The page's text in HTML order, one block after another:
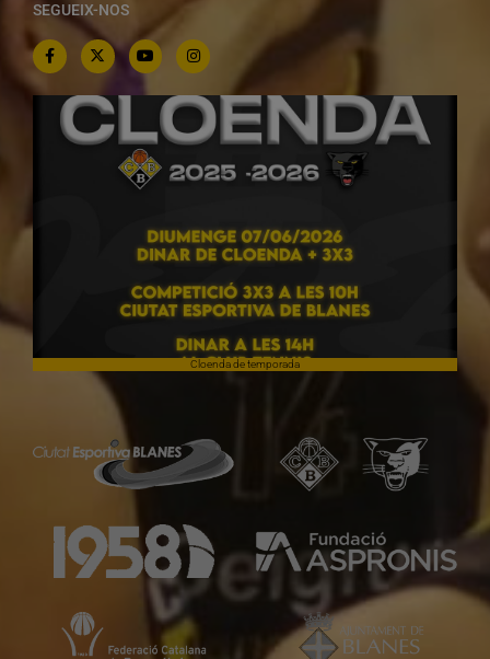
SEGUEIX-NOS
Cloenda de temporada